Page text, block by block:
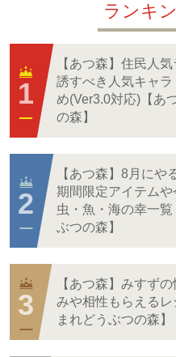
ランキ
【あつ森】住民人
誘すべき人気キャラ
め(Ver3.0対応)【あ
の森】
【あつ森】8月にや
期間限定アイテム
虫・魚・海の幸一覧
ぶつの森】
【あつ森】みすず
みや相性もらえる
まれどうぶつの森】